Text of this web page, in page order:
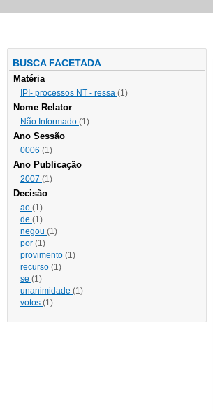
BUSCA FACETADA
Matéria
IPI- processos NT - ressa (1)
Nome Relator
Não Informado (1)
Ano Sessão
0006 (1)
Ano Publicação
2007 (1)
Decisão
ao (1)
de (1)
negou (1)
por (1)
provimento (1)
recurso (1)
se (1)
unanimidade (1)
votos (1)